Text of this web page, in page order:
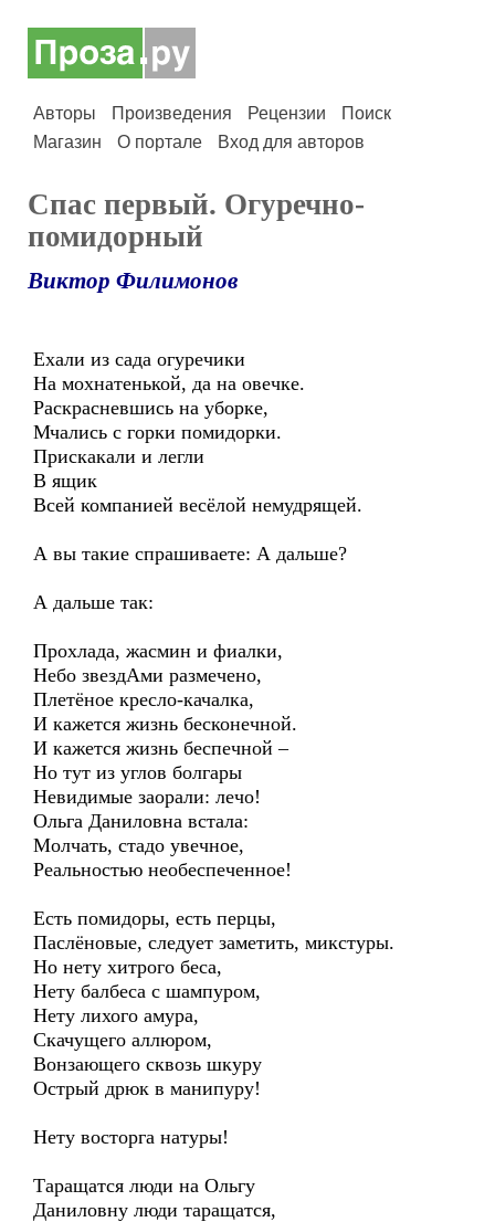
Авторы Произведения Рецензии
Поиск
Магазин
О портале Вход для авторов
Спас первый. Огуречно-
помидорный
Виктор Филимонов
Ехали из сада огуречики
На мохнатенькой, да на овечке.
Раскрасневшись на уборке,
Мчались с горки помидорки.
Прискакали и легли
В ящик
Всей компанией весёлой немудрящей.
А вы такие спрашиваете: А дальше?
А дальше так:
Прохлада, жасмин и фиалки,
Небо звездАми размечено,
Плетёное кресло-качалка,
И кажется жизнь бесконечной.
И кажется жизнь беспечной –
Но тут из углов болгары
Невидимые заорали: лечо!
Ольга Даниловна встала:
Молчать, стадо увечное,
Реальностью необеспеченное!
Есть помидоры, есть перцы,
Паслёновые, следует заметить, микстуры.
Но нету хитрого беса,
Нету балбеса с шампуром,
Нету лихого амура,
Скачущего аллюром,
Вонзающего сквозь шкуру
Острый дрюк в манипуру!
Нету восторга натуры!
Таращатся люди на Ольгу
Даниловну люди таращатся,